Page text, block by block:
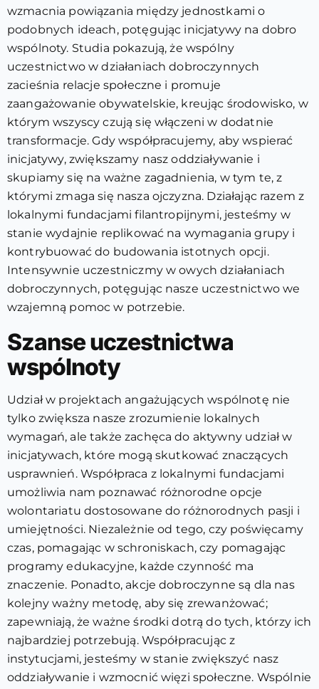
wzmacnia powiązania między jednostkami o
podobnych ideach, potęgując inicjatywy na dobro
wspólnoty. Studia pokazują, że wspólny
uczestnictwo w działaniach dobroczynnych
zacieśnia relacje społeczne i promuje
zaangażowanie obywatelskie, kreując środowisko, w
którym wszyscy czują się włączeni w dodatnie
transformacje. Gdy współpracujemy, aby wspierać
inicjatywy, zwiększamy nasz oddziaływanie i
skupiamy się na ważne zagadnienia, w tym te, z
którymi zmaga się nasza ojczyzna. Działając razem z
lokalnymi fundacjami filantropijnymi, jesteśmy w
stanie wydajnie replikować na wymagania grupy i
kontrybuować do budowania istotnych opcji.
Intensywnie uczestniczmy w owych działaniach
dobroczynnych, potęgując nasze uczestnictwo we
wzajemną pomoc w potrzebie.
Szanse uczestnictwa
wspólnoty
Udział w projektach angażujących wspólnotę nie
tylko zwiększa nasze zrozumienie lokalnych
wymagań, ale także zachęca do aktywny udział w
inicjatywach, które mogą skutkować znaczących
usprawnień. Współpraca z lokalnymi fundacjami
umożliwia nam poznawać różnorodne opcje
wolontariatu dostosowane do różnorodnych pasji i
umiejętności. Niezależnie od tego, czy poświęcamy
czas, pomagając w schroniskach, czy pomagając
programy edukacyjne, każde czynność ma
znaczenie. Ponadto, akcje dobroczynne są dla nas
kolejny ważny metodę, aby się zrewanżować;
zapewniają, że ważne środki dotrą do tych, którzy ich
najbardziej potrzebują. Współpracując z
instytucjami, jesteśmy w stanie zwiększyć nasz
oddziaływanie i wzmocnić więzi społeczne. Wspólnie